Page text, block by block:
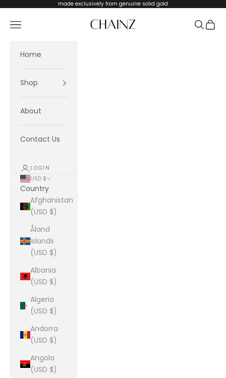
made exclusively from genuine solid gold
CHAINZ
Navigation menu Search
Cart
Home
Shop
About
Contact Us
LOGIN
USD $
Country
Afghanistan
(USD $)
Åland
Islands
(USD $)
Albania
(USD $)
Algeria
(USD $)
Andorra
(USD $)
Angola
(USD $)